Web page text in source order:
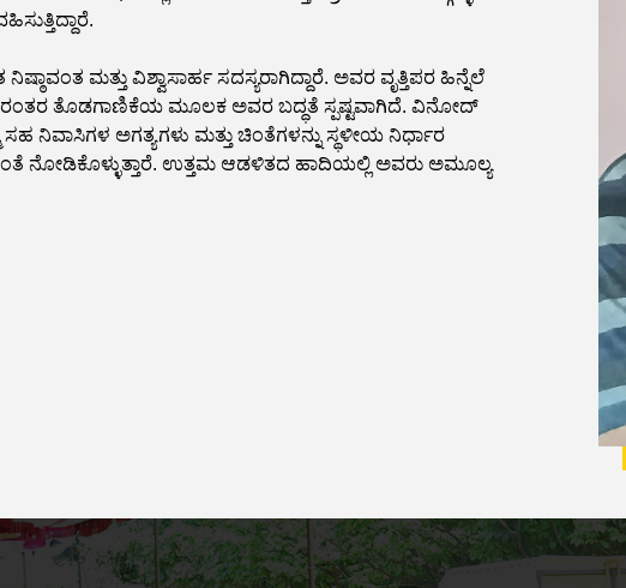
ಮತ್ತು ವಿಶ್ವಾಸಾರ್ಹ ಸದಸ್ಯರಾಗಿದ್ದಾರೆ. ಅವರ ವೃತ್ತಿಪರ ಹಿನ್ನೆಲೆ
ತೊಡಗಾಣಿಕೆಯ ಮೂಲಕ ಅವರ ಬದ್ಧತೆ ಸ್ಪಷ್ಟವಾಗಿದೆ. ವಿನೋದ್
ನಿವಾಸಿಗಳ ಅಗತ್ಯಗಳು ಮತ್ತು ಚಿಂತೆಗಳನ್ನು ಸ್ಥಳೀಯ ನಿರ್ಧಾರ
ನೋಡಿಕೊಳ್ಳುತ್ತಾರೆ. ಉತ್ತಮ ಆಡಳಿತದ ಹಾದಿಯಲ್ಲಿ ಅವರು ಅಮೂಲ್ಯ